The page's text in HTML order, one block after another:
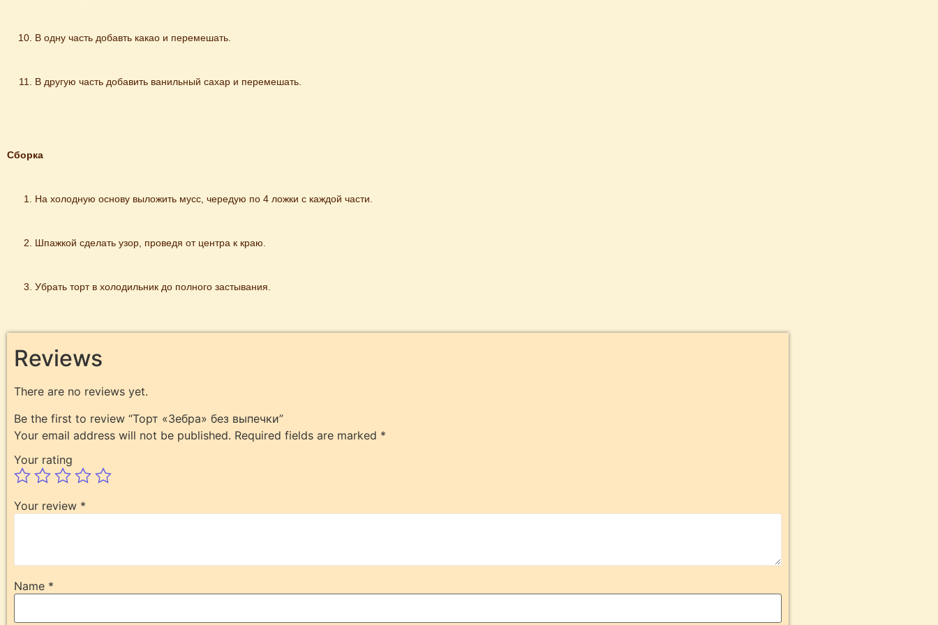
В одну часть добавть какао и перемешать.
В другую часть добавить ванильный сахар и перемешать.
Сборка
На холодную основу выложить мусс, чередую по 4 ложки с каждой части.
Шпажкой сделать узор, проведя от центра к краю.
Убрать торт в холодильник до полного застывания.
Reviews
There are no reviews yet.
Be the first to review “Торт «Зебра» без выпечки”
Your email address will not be published. Required fields are marked *
Your rating
Your review *
Name *